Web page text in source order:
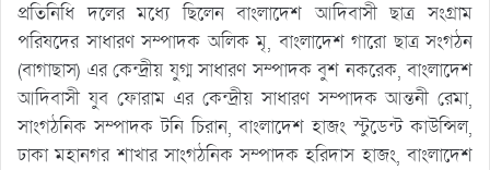
প্রতিনিধি দলের মধ্যে ছিলেন বাংলাদেশ আদিবাসী ছাত্র সংগ্রাম
পরিষদের সাধারণ সম্পাদক অলিক মৃ, বাংলাদেশ গারো ছাত্র সংগঠন
(বাগাছাস) এর কেন্দ্রীয় যুগ্ম সাধারণ সম্পাদক বুশ নকরেক, বাংলাদেশ
আদিবাসী যুব ফোরাম এর কেন্দ্রীয় সাধারণ সম্পাদক আন্তনী রেমা,
সাংগঠনিক সম্পাদক টনি চিরান, বাংলাদেশ হাজং স্টুডেন্ট কাউন্সিল,
ঢাকা মহানগর শাখার সাংগঠনিক সম্পাদক হরিদাস হাজং, বাংলাদেশ